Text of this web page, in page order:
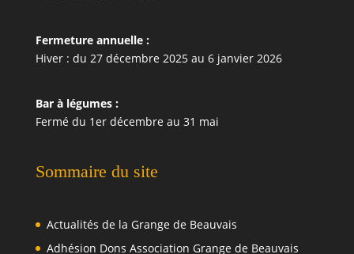
Fermeture annuelle :
Hiver : du 27 décembre 2025 au 6 janvier 2026
Bar à légumes :
Fermé du 1er décembre au 31 mai
Sommaire du site
Actualités de la Grange de Beauvais
Adhésion Dons Association Grange de Beauvais